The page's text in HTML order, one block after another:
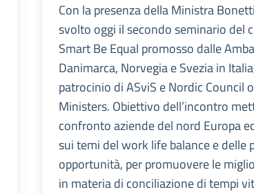
Con la presenza della Ministra
svolto oggi il secondo seminario del
Smart Be Equal promosso dalle
Danimarca, Norvegia e Svezia in
patrocinio di ASviS e Nordic Council
Ministers. Obiettivo dell’incontro
confronto aziende del nord Europa
sui temi del work life balance e delle
opportunità, per promuovere le
in materia di conciliazione di tempi